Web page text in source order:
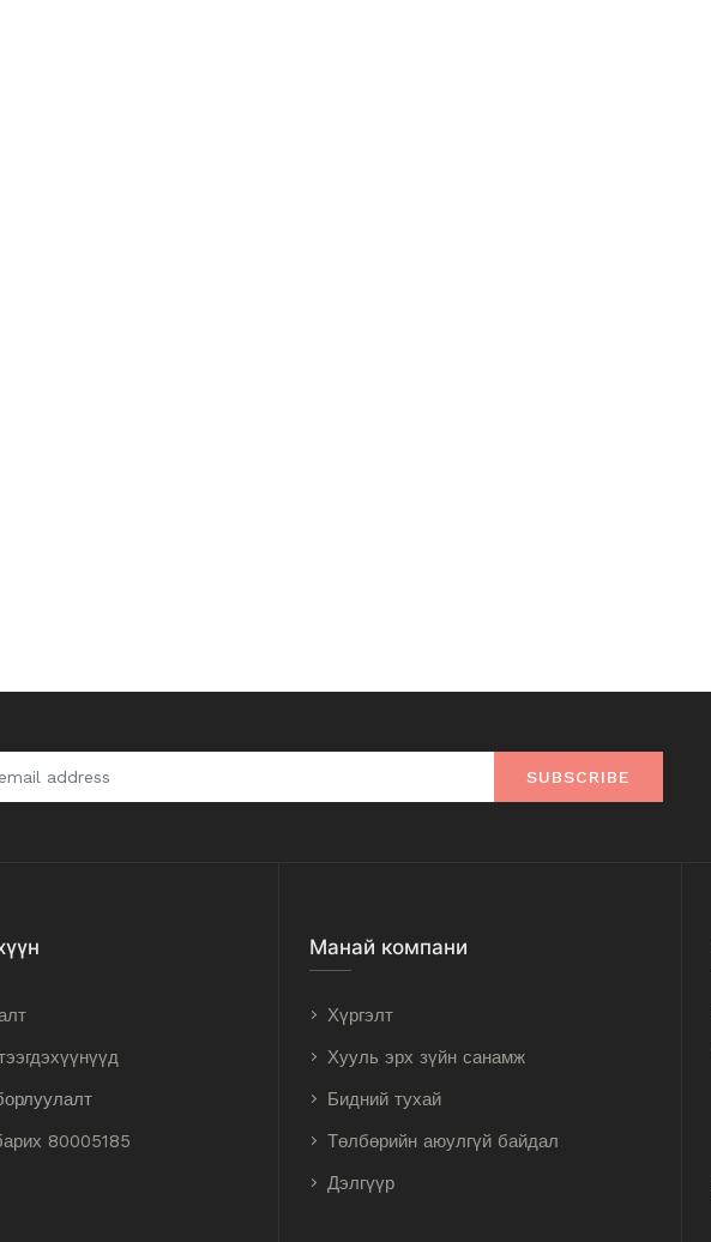
SUBSCRIBE
80005185
Манай компани
Хүргэлт
Хууль эрх зүйн санамж
Бидний тухай
Төлбөрийн аюулгүй байдал
Дэлгүүр